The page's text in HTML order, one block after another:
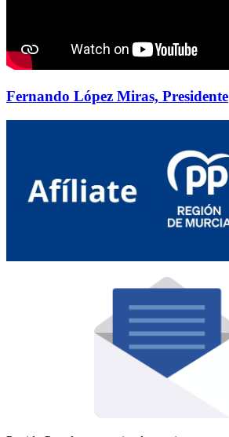
Fernando López Miras, Presidente